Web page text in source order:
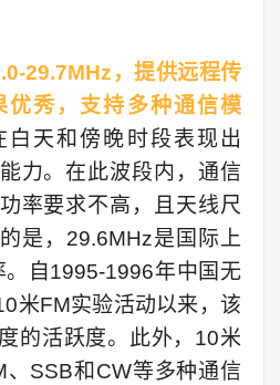
29.7MHz，提供远程传
优秀，支持多种通信模
白天和傍晚时段表现出
力。在此波段内，通信
率要求不高，且天线尺
是，29.6MHz是国际上
自1995-1996年中国无
米FM实验活动以来，该
的活跃度。此外，10米
SSB和CW等多种通信